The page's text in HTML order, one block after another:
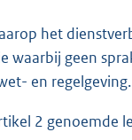
het
waarbij geen
en regelgeving.
2 genoemde